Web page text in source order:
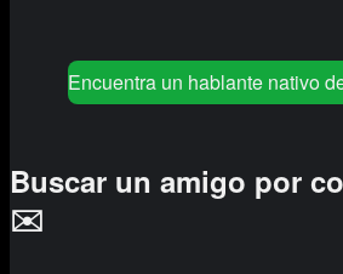
Encuentra un hablante nativo
Buscar un amigo por
✉️